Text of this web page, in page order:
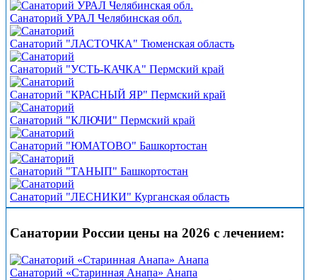
Санаторий УРАЛ Челябинская обл.
Санаторий "ЛАСТОЧКА" Тюменская область
Санаторий "УСТЬ-КАЧКА" Пермский край
Санаторий "КРАСНЫЙ ЯР" Пермский край
Санаторий "КЛЮЧИ" Пермский край
Санаторий "ЮМАТОВО" Башкортостан
Санаторий "ТАНЫП" Башкортостан
Санаторий "ЛЕСНИКИ" Курганская область
Санатории России цены на 2026 с лечением:
Санаторий «Старинная Анапа» Анапа